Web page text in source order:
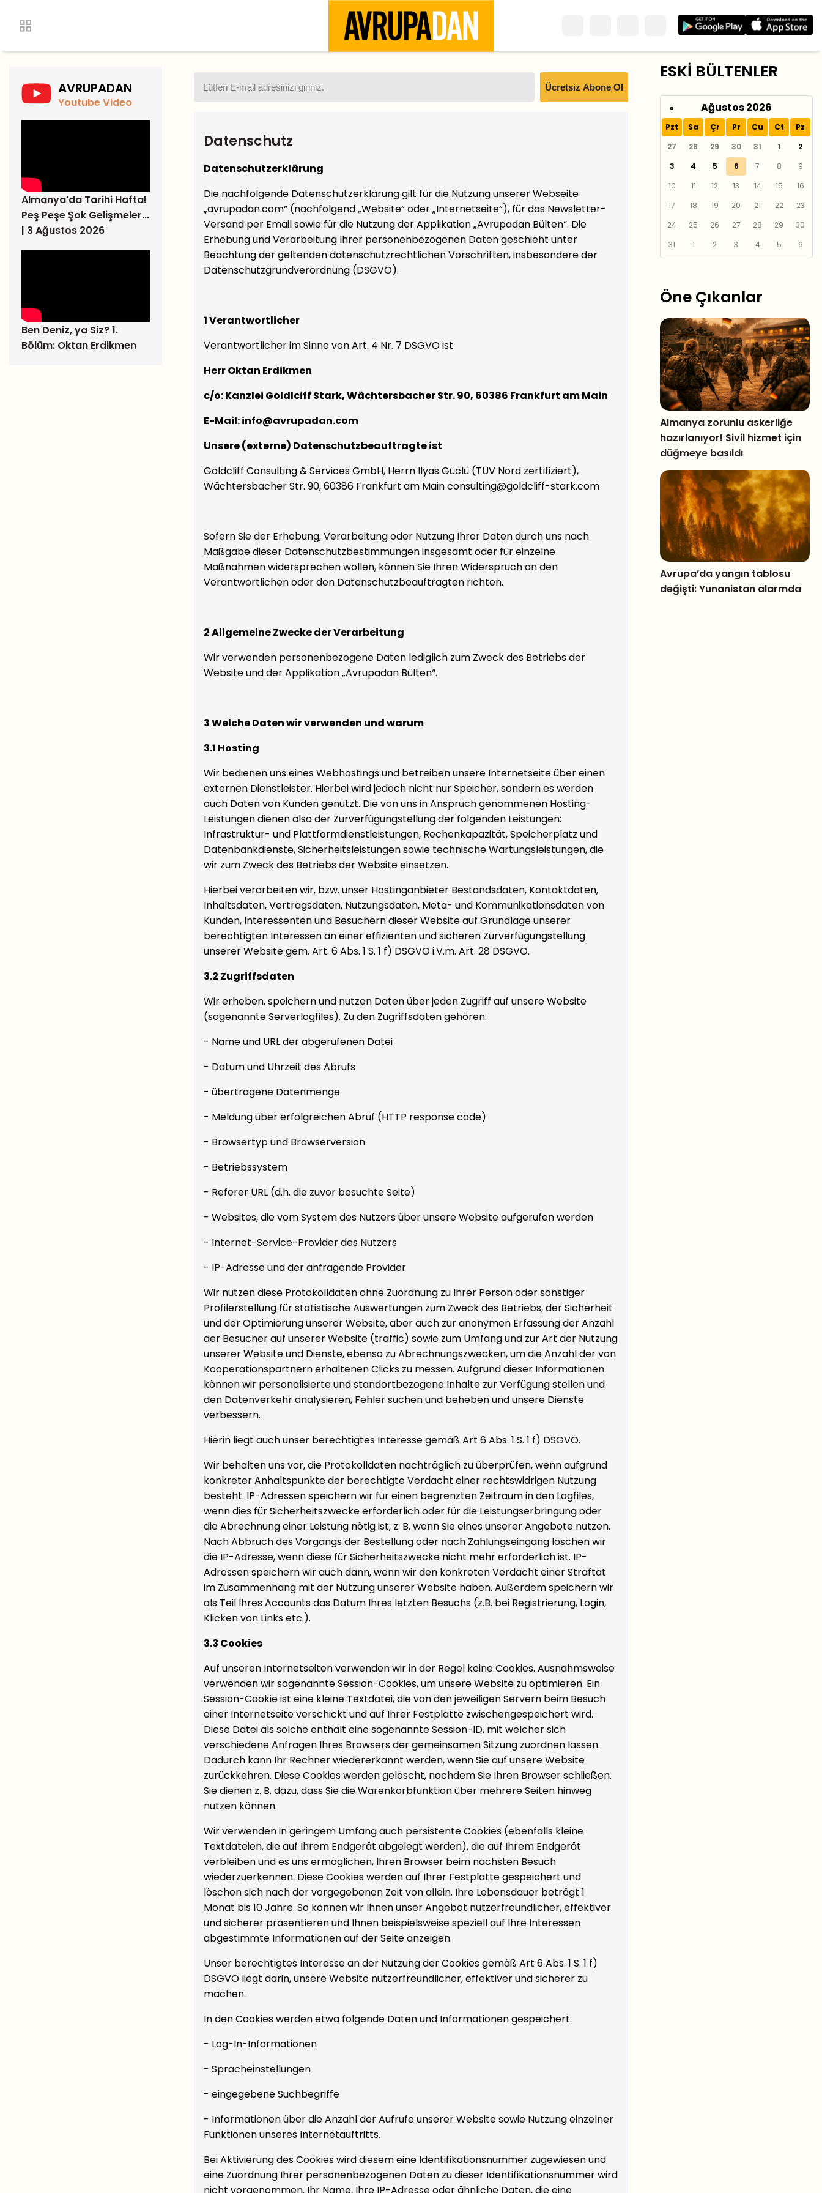
AVRUPADAN
Youtube Video
Almanya'da Tarihi Hafta!
Peş Peşe Şok Gelişmeler...
| 3 Ağustos 2026
Ben Deniz, ya Siz? 1.
Bölüm: Oktan Erdikmen
Datenschutz
Datenschutzerklärung
Die nachfolgende Datenschutzerklärung gilt für die Nutzung unserer Webseite
„avrupadan.com“ (nachfolgend „Website“ oder „Internetseite“), für das Newsletter-
Versand per Email sowie für die Nutzung der Applikation „Avrupadan Bülten“. Die
Erhebung und Verarbeitung Ihrer personenbezogenen Daten geschieht unter
Beachtung der geltenden datenschutzrechtlichen Vorschriften, insbesondere der
Datenschutzgrundverordnung (DSGVO).
1 Verantwortlicher
Verantwortlicher im Sinne von Art. 4 Nr. 7 DSGVO ist
Herr Oktan Erdikmen
c/o: Kanzlei Goldlciff Stark, Wächtersbacher Str. 90, 60386 Frankfurt am Main
E-Mail:info@avrupadan.com
Unsere (externe) Datenschutzbeauftragte ist
Goldcliff Consulting & Services GmbH, Herrn Ilyas Güclü (TÜV Nord zertifiziert),
Wächtersbacher Str. 90, 60386 Frankfurt am Mainconsulting@goldcliff-stark.com
Sofern Sie der Erhebung, Verarbeitung oder Nutzung Ihrer Daten durch uns nach
Maßgabe dieser Datenschutzbestimmungen insgesamt oder für einzelne
Maßnahmen widersprechen wollen, können Sie Ihren Widerspruch an den
Verantwortlichen oder den Datenschutzbeauftragten richten.
2 Allgemeine Zwecke der Verarbeitung
Wir verwenden personenbezogene Daten lediglich zum Zweck des Betriebs der
Website und der Applikation „Avrupadan Bülten“.
3 Welche Daten wir verwenden und warum
3.1 Hosting
Wir bedienen uns eines Webhostings und betreiben unsere Internetseite über einen
externen Dienstleister. Hierbei wird jedoch nicht nur Speicher, sondern es werden
auch Daten von Kunden genutzt. Die von uns in Anspruch genommenen Hosting-
Leistungen dienen also der Zurverfügungstellung der folgenden Leistungen:
Infrastruktur- und Plattformdienstleistungen, Rechenkapazität, Speicherplatz und
Datenbankdienste, Sicherheitsleistungen sowie technische Wartungsleistungen, die
wir zum Zweck des Betriebs der Website einsetzen.
Hierbei verarbeiten wir, bzw. unser Hostinganbieter Bestandsdaten, Kontaktdaten,
Inhaltsdaten, Vertragsdaten, Nutzungsdaten, Meta- und Kommunikationsdaten von
Kunden, Interessenten und Besuchern dieser Website auf Grundlage unserer
berechtigten Interessen an einer effizienten und sicheren Zurverfügungstellung
unserer Website gem. Art. 6 Abs. 1 S. 1 f) DSGVO i.V.m. Art. 28 DSGVO.
3.2 Zugriffsdaten
Wir erheben, speichern und nutzen Daten über jeden Zugriff auf unsere Website
(sogenannte Serverlogfiles). Zu den Zugriffsdaten gehören:
- Name und URL der abgerufenen Datei
- Datum und Uhrzeit des Abrufs
- übertragene Datenmenge
- Meldung über erfolgreichen Abruf (HTTP response code)
- Browsertyp und Browserversion
- Betriebssystem
- Referer URL (d.h. die zuvor besuchte Seite)
- Websites, die vom System des Nutzers über unsere Website aufgerufen werden
- Internet-Service-Provider des Nutzers
- IP-Adresse und der anfragende Provider
Wir nutzen diese Protokolldaten ohne Zuordnung zu Ihrer Person oder sonstiger
Profilerstellung für statistische Auswertungen zum Zweck des Betriebs, der Sicherheit
und der Optimierung unserer Website, aber auch zur anonymen Erfassung der Anzahl
der Besucher auf unserer Website (traffic) sowie zum Umfang und zur Art der Nutzung
unserer Website und Dienste, ebenso zu Abrechnungszwecken, um die Anzahl der von
Kooperationspartnern erhaltenen Clicks zu messen. Aufgrund dieser Informationen
können wir personalisierte und standortbezogene Inhalte zur Verfügung stellen und
den Datenverkehr analysieren, Fehler suchen und beheben und unsere Dienste
verbessern.
Hierin liegt auch unser berechtigtes Interesse gemäß Art 6 Abs. 1 S. 1 f) DSGVO.
Wir behalten uns vor, die Protokolldaten nachträglich zu überprüfen, wenn aufgrund
konkreter Anhaltspunkte der berechtigte Verdacht einer rechtswidrigen Nutzung
besteht. IP-Adressen speichern wir für einen begrenzten Zeitraum in den Logfiles,
wenn dies für Sicherheitszwecke erforderlich oder für die Leistungserbringung oder
die Abrechnung einer Leistung nötig ist, z. B. wenn Sie eines unserer Angebote nutzen.
Nach Abbruch des Vorgangs der Bestellung oder nach Zahlungseingang löschen wir
die IP-Adresse, wenn diese für Sicherheitszwecke nicht mehr erforderlich ist. IP-
Adressen speichern wir auch dann, wenn wir den konkreten Verdacht einer Straftat
im Zusammenhang mit der Nutzung unserer Website haben. Außerdem speichern wir
als Teil Ihres Accounts das Datum Ihres letzten Besuchs (z.B. bei Registrierung, Login,
Klicken von Links etc.).
3.3 Cookies
Auf unseren Internetseiten verwenden wir in der Regel keine Cookies. Ausnahmsweise
verwenden wir sogenannte Session-Cookies, um unsere Website zu optimieren. Ein
Session-Cookie ist eine kleine Textdatei, die von den jeweiligen Servern beim Besuch
einer Internetseite verschickt und auf Ihrer Festplatte zwischengespeichert wird.
Diese Datei als solche enthält eine sogenannte Session-ID, mit welcher sich
verschiedene Anfragen Ihres Browsers der gemeinsamen Sitzung zuordnen lassen.
Dadurch kann Ihr Rechner wiedererkannt werden, wenn Sie auf unsere Website
zurückkehren. Diese Cookies werden gelöscht, nachdem Sie Ihren Browser schließen.
Sie dienen z. B. dazu, dass Sie die Warenkorbfunktion über mehrere Seiten hinweg
nutzen können.
Wir verwenden in geringem Umfang auch persistente Cookies (ebenfalls kleine
Textdateien, die auf Ihrem Endgerät abgelegt werden), die auf Ihrem Endgerät
verbleiben und es uns ermöglichen, Ihren Browser beim nächsten Besuch
wiederzuerkennen. Diese Cookies werden auf Ihrer Festplatte gespeichert und
löschen sich nach der vorgegebenen Zeit von allein. Ihre Lebensdauer beträgt 1
Monat bis 10 Jahre. So können wir Ihnen unser Angebot nutzerfreundlicher, effektiver
und sicherer präsentieren und Ihnen beispielsweise speziell auf Ihre Interessen
abgestimmte Informationen auf der Seite anzeigen.
Unser berechtigtes Interesse an der Nutzung der Cookies gemäß Art 6 Abs. 1 S. 1 f)
DSGVO liegt darin, unsere Website nutzerfreundlicher, effektiver und sicherer zu
machen.
In den Cookies werden etwa folgende Daten und Informationen gespeichert:
- Log-In-Informationen
- Spracheinstellungen
- eingegebene Suchbegriffe
- Informationen über die Anzahl der Aufrufe unserer Website sowie Nutzung einzelner
Funktionen unseres Internetauftritts.
Bei Aktivierung des Cookies wird diesem eine Identifikationsnummer zugewiesen und
eine Zuordnung Ihrer personenbezogenen Daten zu dieser Identifikationsnummer wird
ESKİ BÜLTENLER
« Ağustos 2026
Pzt Sa Çr Pr Cu Ct
Pz
27
28 29 30 31 1
2
3
4 5 6 7 8
9
10
11 12 13 14 15
16
17
18 19 20 21 22
23
24
25 26 27 28 29
30
31
1 2 3 4 5 6
Öne Çıkanlar
Almanya zorunlu askerliğe
hazırlanıyor! Sivil hizmet için
düğmeye basıldı
Avrupa’da yangın tablosu
değişti: Yunanistan alarmda